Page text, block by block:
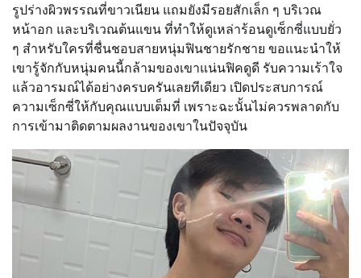
รูปร่างผิวพรรณที่ขาวเนียน แถมยังมีรอยสักเล็ก ๆ บริเวณ
หน้าอก และบริเวณต้นแขน ที่ทำให้ดูเหล่าร้อนดูเซ็กซี่แบบยั่ว
ๆ สำหรับใครที่ชื่นชอบสายหนุ่มฟินชายรักชาย ขอแนะนำให้
เขารู้จักกับหนุ่มคนนี้กล้ามของเขาแน่นฟิคดูดี รับความเร้าใจ
แล้วอารมณ์ได้อย่างครบครันเลยทีเดียว เปิดประสบการณ์
ความเซ็กซี่ให้กับคุณแบบเต็มที่ เพราะฉะนั้นไม่ควรพลาดกับ
การเข้ามาติดตามผลงานของเขาในปัจจุบัน